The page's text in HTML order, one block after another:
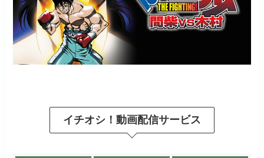
イチオシ！動画配信サービス